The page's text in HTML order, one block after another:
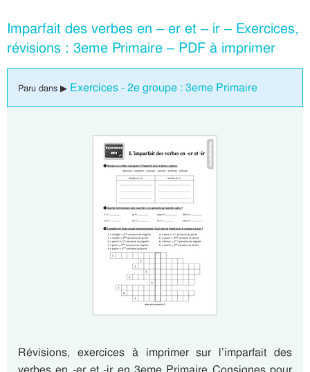
Imparfait des verbes en – er et – ir – Exercices,
révisions : 3eme Primaire – PDF à imprimer
Paru dans ▶ Exercices - 2e groupe : 3eme Primaire
Révisions, exercices à imprimer sur l’imparfait des